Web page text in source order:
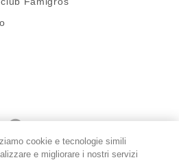
migros?
user/
Instagram
cookie e tecnologie simili
e migliorare i nostri servizi